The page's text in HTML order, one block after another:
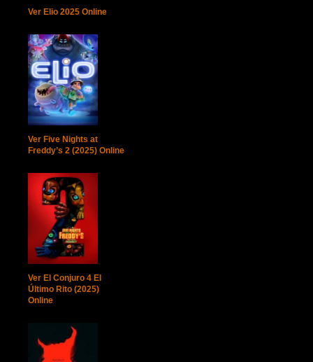
Ver Elio 2025 Online
Ver Five Nights at
Freddy’s 2 (2025) Online
Ver El Conjuro 4 El
Último Rito (2025)
Online